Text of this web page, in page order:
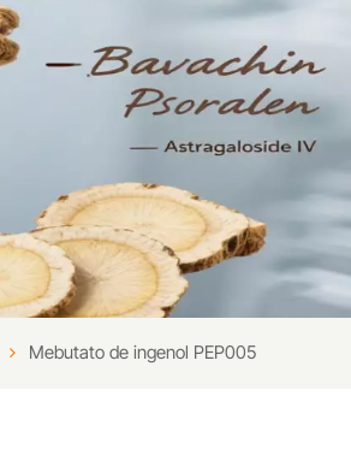
Mebutato de ingenol PEP005